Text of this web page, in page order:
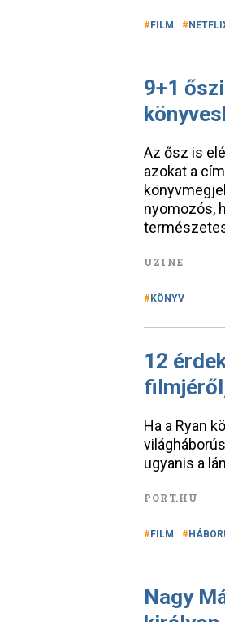
FILM
9+1
Az ősz is
azokat a
nyomozós,
UZINE
KÖNYV
12
Ha a Ryan
ugyanis a
PORT.HU
FILM
Nagy